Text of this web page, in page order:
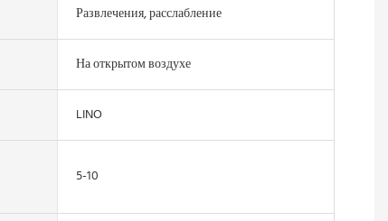
Развлечения, расслабление
На открытом воздухе
LINO
5-10